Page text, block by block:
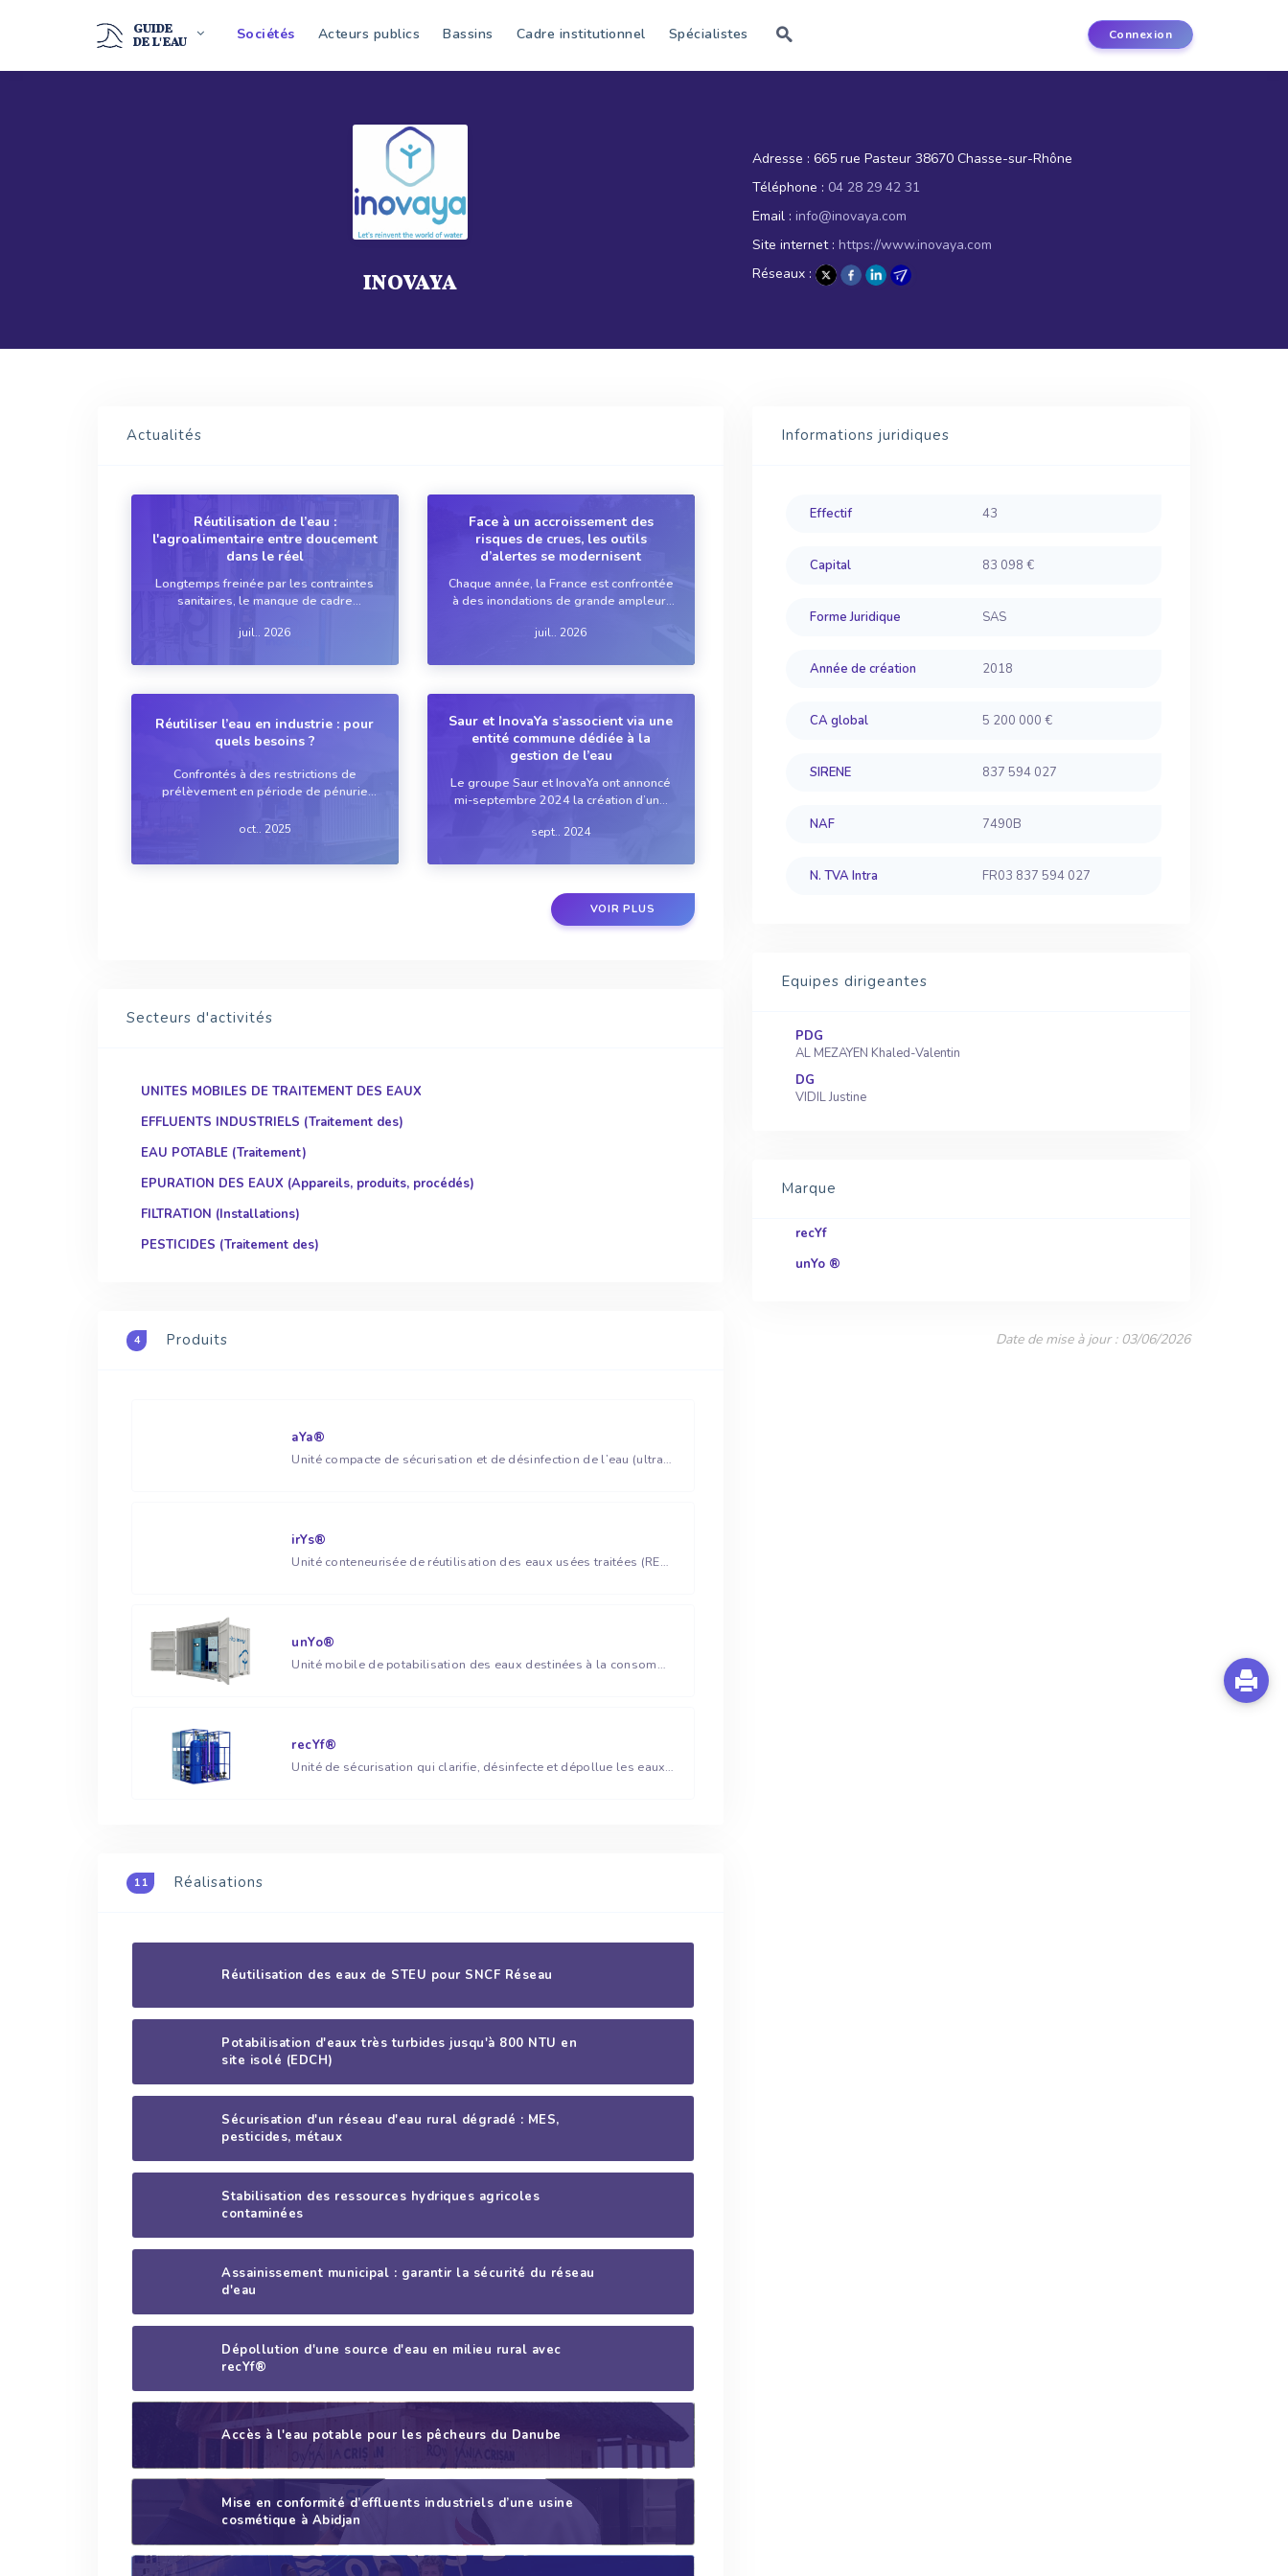
GUIDE
DE L'EAU Sociétés Acteurs publics Bassins Cadre institutionnel Spécialistes Connexion
INOVAYA
Adresse : 665 rue Pasteur 38670 Chasse-sur-Rhône
Téléphone : 04 28 29 42 31
Email : info@inovaya.com
Site internet : https://www.inovaya.com
Réseaux :
Actualités
Réutilisation de l’eau :
l'agroalimentaire entre doucement
dans le réel
Longtemps freinée par les contraintes
sanitaires, le manque de cadre
économiques encore difficiles à
commence à changer de dimension
juil.. 2026
Face à un accroissement des
risques de crues, les outils
d’alertes se modernisent
Chaque année, la France est confrontée
à des inondations de grande ampleur.
anecdotiques, ces épisodes tendent
du réchauffement climatique. Face à
juil.. 2026
Réutiliser l’eau en industrie : pour
quels besoins ?
Confrontés à des restrictions de
prélèvement en période de pénurie
recyclage ou la réutilisation de la
oct.. 2025
Saur et InovaYa s’associent via une
entité commune dédiée à la
gestion de l’eau
Le groupe Saur et InovaYa ont annoncé
mi-septembre 2024 la création d’une
commun de leurs technologies de
sept.. 2024
VOIR PLUS
Secteurs d'activités
UNITES MOBILES DE TRAITEMENT DES EAUX
EFFLUENTS INDUSTRIELS (Traitement des)
EAU POTABLE (Traitement)
EPURATION DES EAUX (Appareils, produits, procédés)
FILTRATION (Installations)
PESTICIDES (Traitement des)
4 Produits
aYa®
Unité compacte de sécurisation et de désinfection de l’eau (ultrafiltration)
irYs®
Unité conteneurisée de réutilisation des eaux usées traitées (REUT)
unYo®
Unité mobile de potabilisation des eaux destinées à la consommation humaine
recYf®
Unité de sécurisation qui clarifie, désinfecte et dépollue les eaux de réseau dégradées
11 Réalisations
Réutilisation des eaux de STEU pour SNCF Réseau
Potabilisation d'eaux très turbides jusqu'à 800 NTU en
site isolé (EDCH)
Sécurisation d'un réseau d'eau rural dégradé : MES,
pesticides, métaux
Stabilisation des ressources hydriques agricoles
contaminées
Assainissement municipal : garantir la sécurité du réseau
d'eau
Dépollution d'une source d'eau en milieu rural avec
recYf®
Accès à l'eau potable pour les pêcheurs du Danube
Mise en conformité d’effluents industriels d’une usine
cosmétique à Abidjan
Informations juridiques
Effectif 43
Capital 83 098 €
Forme Juridique SAS
Année de création 2018
CA global 5 200 000 €
SIRENE 837 594 027
NAF 7490B
N. TVA Intra FR03 837 594 027
Equipes dirigeantes
PDG
AL MEZAYEN Khaled-Valentin
DG
VIDIL Justine
Marque
recYf
unYo ®
Date de mise à jour : 03/06/2026